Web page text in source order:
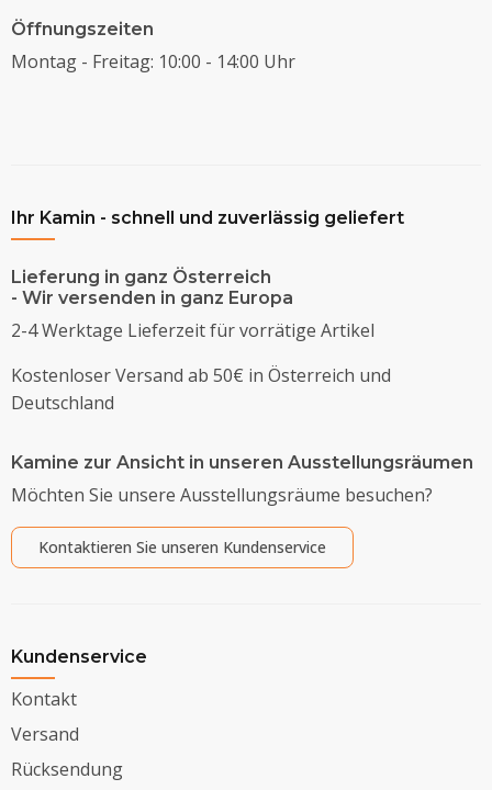
Öffnungszeiten
Montag - Freitag: 10:00 - 14:00 Uhr
Ihr Kamin - schnell und zuverlässig geliefert
Lieferung in ganz Österreich
- Wir versenden in ganz Europa
2-4 Werktage Lieferzeit für vorrätige Artikel
Kostenloser Versand ab 50€ in Österreich und
Deutschland
Kamine zur Ansicht in unseren Ausstellungsräumen
Möchten Sie unsere Ausstellungsräume besuchen?
Kontaktieren Sie unseren Kundenservice
Kundenservice
Kontakt
Versand
Rücksendung